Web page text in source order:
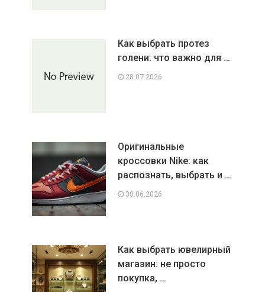
Как выбрать протез
голени: что важно для …
28.07.2026
Оригинальные
кроссовки Nike: как
распознать, выбрать и …
30.06.2026
Как выбрать ювелирный
магазин: не просто
покупка, …